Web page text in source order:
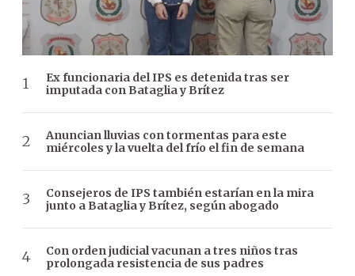
Ex funcionaria del IPS es detenida tras ser
imputada con Bataglia y Brítez
Anuncian lluvias con tormentas para este
miércoles y la vuelta del frío el fin de semana
Consejeros de IPS también estarían en la mira
junto a Bataglia y Brítez, según abogado
Con orden judicial vacunan a tres niños tras
prolongada resistencia de sus padres